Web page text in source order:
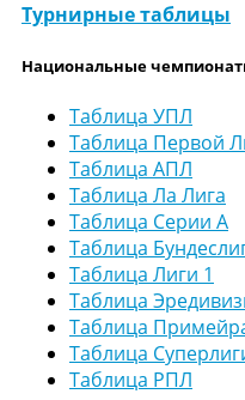
Турнирные таблицы
Национальные
Таблица УПЛ
Таблица Первой
Таблица АПЛ
Таблица Ла Лига
Таблица Серии А
Таблица
Таблица Лиги 1
Таблица
Таблица
Таблица
Таблица РПЛ